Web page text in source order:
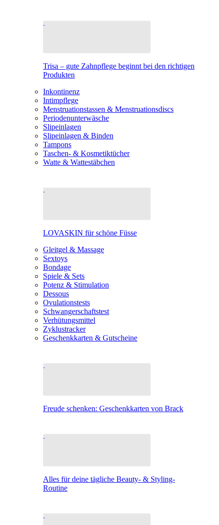
Trisa – gute Zahnpflege beginnt bei den richtigen
Produkten
Inkontinenz
Intimpflege
Menstruationstassen & Menstruationsdiscs
Periodenunterwäsche
Slipeinlagen
Slipeinlagen & Binden
Tampons
Taschen- & Kosmetiktücher
Watte & Wattestäbchen
LOVASKIN für schöne Füsse
Gleitgel & Massage
Sextoys
Bondage
Spiele & Sets
Potenz & Stimulation
Dessous
Ovulationstests
Schwangerschaftstest
Verhütungsmittel
Zyklustracker
Geschenkkarten & Gutscheine
Freude schenken: Geschenkkarten von Brack
Alles für deine tägliche Beauty- & Styling-
Routine